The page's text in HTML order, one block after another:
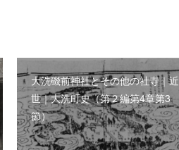
大洗磯前神社とその他の社寺｜近
世｜大洗町史（第２編第4章第3
節）